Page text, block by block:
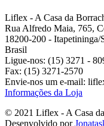
Liflex - A Casa da
Rua Alfredo Maia, 765,
18200-200 - Itapetininga/
Brasil
Ligue-nos: (15) 3271 -
Fax: (15) 3271-2570
Envie-nos um e-mail:
Informações da Loja
© 2021 Liflex - A Casa
Desenvolvido por